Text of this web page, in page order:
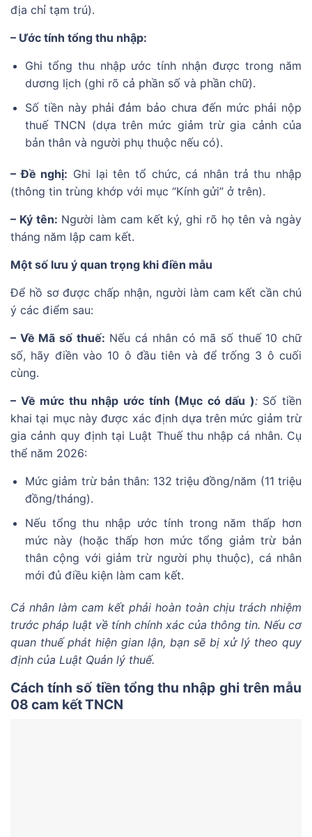
địa chỉ tạm trú).
– Ước tính tổng thu nhập:
Ghi tổng thu nhập ước tính nhận được trong năm
dương lịch (ghi rõ cả phần số và phần chữ).
Số tiền này phải đảm bảo chưa đến mức phải nộp
thuế TNCN (dựa trên mức giảm trừ gia cảnh của
bản thân và người phụ thuộc nếu có).
– Đề nghị: Ghi lại tên tổ chức, cá nhân trả thu nhập
(thông tin trùng khớp với mục “Kính gửi” ở trên).
– Ký tên: Người làm cam kết ký, ghi rõ họ tên và ngày
tháng năm lập cam kết.
Một số lưu ý quan trọng khi điền mẫu
Để hồ sơ được chấp nhận, người làm cam kết cần chú
ý các điểm sau:
– Về Mã số thuế: Nếu cá nhân có mã số thuế 10 chữ
số, hãy điền vào 10 ô đầu tiên và để trống 3 ô cuối
cùng.
– Về mức thu nhập ước tính (Mục có dấu ):Số tiền
khai tại mục này được xác định dựa trên mức giảm trừ
gia cảnh quy định tại Luật Thuế thu nhập cá nhân. Cụ
thể năm 2026:
Mức giảm trừ bản thân: 132 triệu đồng/năm (11 triệu
đồng/tháng).
Nếu tổng thu nhập ước tính trong năm thấp hơn
mức này (hoặc thấp hơn mức tổng giảm trừ bản
thân cộng với giảm trừ người phụ thuộc), cá nhân
mới đủ điều kiện làm cam kết.
Cá nhân làm cam kết phải hoàn toàn chịu trách nhiệm
trước pháp luật về tính chính xác của thông tin. Nếu cơ
quan thuế phát hiện gian lận, bạn sẽ bị xử lý theo quy
định của Luật Quản lý thuế.
Cách tính số tiền tổng thu nhập ghi trên mẫu
08 cam kết TNCN